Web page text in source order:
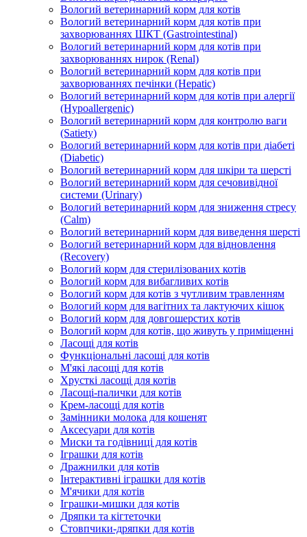
Вологий ветеринарний корм для котів
Вологий ветеринарний корм для котів при
захворюваннях ШКТ (Gastrointestinal)
Вологий ветеринарний корм для котів при
захворюваннях нирок (Renal)
Вологий ветеринарний корм для котів при
захворюваннях печінки (Hepatic)
Вологий ветеринарний корм для котів при алергії
(Hypoallergenic)
Вологий ветеринарний корм для контролю ваги
(Satiety)
Вологий ветеринарний корм для котів при діабеті
(Diabetic)
Вологий ветеринарний корм для шкіри та шерсті
Вологий ветеринарний корм для сечовивідної
системи (Urinary)
Вологий ветеринарний корм для зниження стресу
(Calm)
Вологий ветеринарний корм для виведення шерсті
Вологий ветеринарний корм для відновлення
(Recovery)
Вологий корм для стерилізованих котів
Вологий корм для вибагливих котів
Вологий корм для котів з чутливим травленням
Вологий корм для вагітних та лактуючих кішок
Вологий корм для довгошерстих котів
Вологий корм для котів, що живуть у приміщенні
Ласощі для котів
Функціональні ласощі для котів
М'які ласощі для котів
Хрусткі ласощі для котів
Ласощі-палички для котів
Крем-ласощі для котів
Замінники молока для кошенят
Аксесуари для котів
Миски та годівниці для котів
Іграшки для котів
Дражнилки для котів
Інтерактивні іграшки для котів
М'ячики для котів
Іграшки-мишки для котів
Дряпки та кігтеточки
Стовпчики-дряпки для котів